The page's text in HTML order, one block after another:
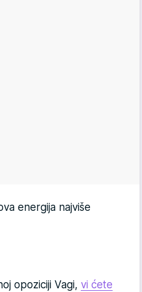
energija najviše
opoziciji Vagi, vi ćete